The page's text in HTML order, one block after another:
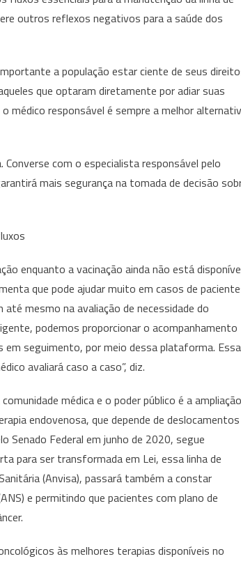
outros reflexos negativos para a saúde dos
a população estar ciente de seus
que optaram diretamente por adiar suas
médico responsável é sempre a melhor
Converse com o especialista responsável pelo
mais segurança na tomada de decisão
enquanto a vacinação ainda não está
que pode ajudar muito em casos de
mesmo na avaliação de necessidade do
podemos proporcionar o acompanhamento
seguimento, por meio dessa plataforma. Essa
avaliará caso a caso”, diz.
médica e o poder público é a ampliação
endovenosa, que depende de deslocamentos
Senado Federal em junho de 2020, segue
para ser transformada em Lei, essa linha de
(Anvisa), passará também a constar
e permitindo que pacientes com plano de
às melhores terapias disponíveis no